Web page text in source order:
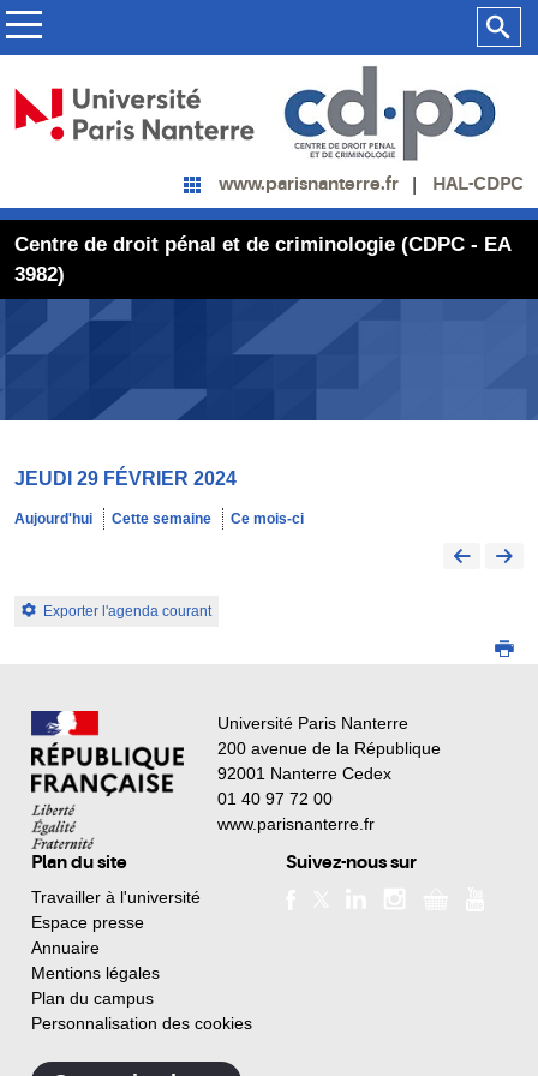
www.parisnanterre.fr HAL-CDPC
Centre de droit pénal et de criminologie (CDPC - EA
3982)
JEUDI 29 FÉVRIER 2024
Aujourd'hui Cette semaine Ce mois-ci
Exporter l'agenda courant
Université Paris Nanterre
200 avenue de la République
92001 Nanterre Cedex
01 40 97 72 00
www.parisnanterre.fr
Plan du site
Travailler à l'université
Espace presse
Annuaire
Mentions légales
Plan du campus
Personnalisation des cookies
Suivez-nous sur